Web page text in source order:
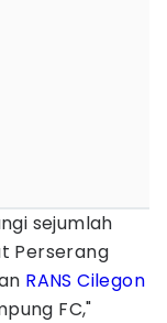
sejumlah
Perserang
RANS Cilegon
FC,"